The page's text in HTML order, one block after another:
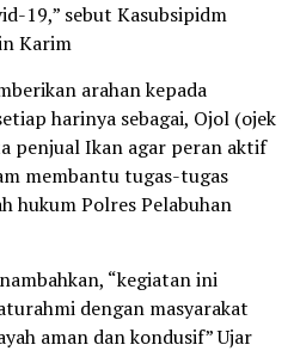
19,” sebut Kasubsipidm
Karim
arahan kepada
harinya sebagai, Ojol (ojek
penjual Ikan agar peran aktif
membantu tugas-tugas
hukum Polres Pelabuhan
“kegiatan ini
dengan masyarakat
aman dan kondusif” Ujar